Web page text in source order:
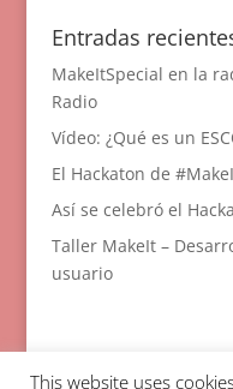
Entradas
MakeItSpecial en la
Radio
Vídeo: ¿Qué es un
El Hackaton de
Así se celebró el
Taller MakeIt –
usuario
This website uses